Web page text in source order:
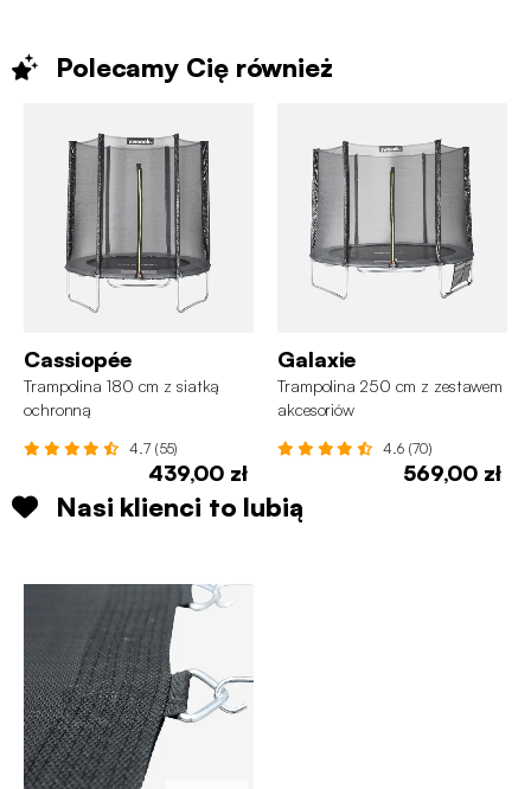
Polecamy Cię również
Cassiopée
Trampolina 180 cm z siatką
ochronną
4.7 (55)
439,00 zł
Galaxie
Trampolina 250 cm z zestawem
akcesoriów
4.6 (70)
569,00 zł
Nasi klienci to lubią